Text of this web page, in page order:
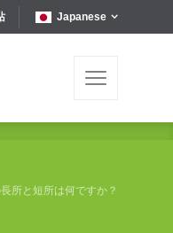
Japanese
所と短所は何ですか？